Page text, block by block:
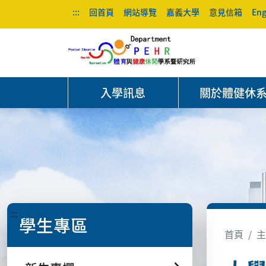
::: 回首頁 網站導覽 嘉義大學 意見信箱
入學訊息 關於體健休
::: 學生專區 首頁